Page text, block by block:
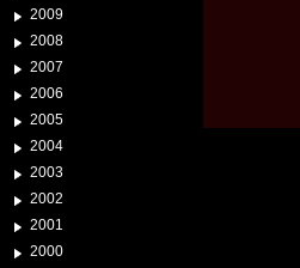
2009
2008
2007
2006
2005
2004
2003
2002
2001
2000